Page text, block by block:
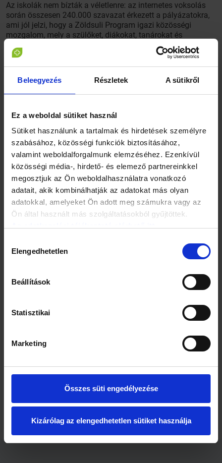
Beleegyezés Részletek A sütikről
Ez a weboldal sütiket használ
Sütiket használunk a tartalmak és hirdetések személyre
szabásához, közösségi funkciók biztosításához,
valamint weboldalforgalmunk elemzéséhez. Ezenkívül
közösségi média-, hirdető- és elemező partnereinkkel
megosztjuk az Ön weboldalhasználatra vonatkozó
adatait, akik kombinálhatják az adatokat más olyan
adatokkal, amelyeket Ön adott meg számukra vagy az
Ön által használt más szolgáltatásokból gyűjtöttek.
kiválasztása
Elengedhetetlen
Beállítások
Statisztikai
Marketing
Összes süti engedélyezése
Kizárólag az elengedhetetlen sütiket használja
Az iskolák nem bízták a véletlenre: az internetes voksolás
során összesen 240.000 szavazat érkezett a pályázatokra,
ami jól jelzi, hogy a Zöldsuli Program igazi közösségi
mozgalom, mely a szülőket, diákokat, tanárokat és
barátokat egyaránt bevonja. Az ilyen módon kiválasztott hat
győztes mellett a Cetelem és a National Geographic
Magyarország munkatársaiból álló zsűri a pályázatok
minősége, illetve a rászorultság figyelembevételével további
hat iskolának ítélte oda a zöldítési támogatást.
A közönségszavazás nyertesei:
Taksony Vezér Német Nemzetiségi Általános Iskola,
Taksony
József Attila Általános Iskola és AMI,
Szigetszentmiklós
Dózsa György Általános Iskola, Pilisjászfalu
Mecsekaljai Iskola Kovács Béla Általános Iskolája, Pécs
Herman Ottó Általános Iskola, Budapest
A zsűri által kiválasztott iskolák:
Tiszaszalka
Kapocs Általános és Magyar-Angol Két Tannyelvű
Szent László Katolikus Általános Iskola, Sárvár
Tiszalúci ÁMK Arany János Általános Iskola, Tiszalúc
Nyírtassi Tas Vezér Általános Iskola és Ökoiskola,